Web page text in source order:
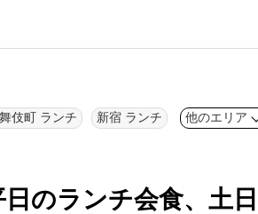
伎町 ランチ 新宿 ランチ 他のエリア
日のランチ会食、土日